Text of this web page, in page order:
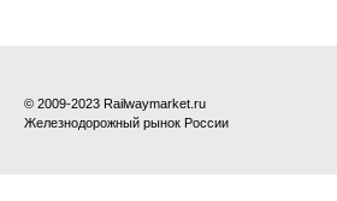
© 2009-2023 Railwaymarket.ru
Железнодорожный рынок России